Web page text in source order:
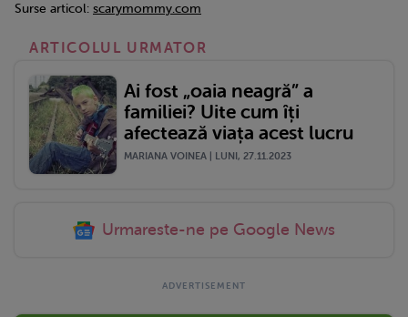
Surse articol: scarymommy.com
ARTICOLUL URMATOR
Ai fost „oaia neagră” a
familiei? Uite cum îți
afectează viața acest lucru
MARIANA VOINEA | LUNI, 27.11.2023
Urmareste-ne pe Google News